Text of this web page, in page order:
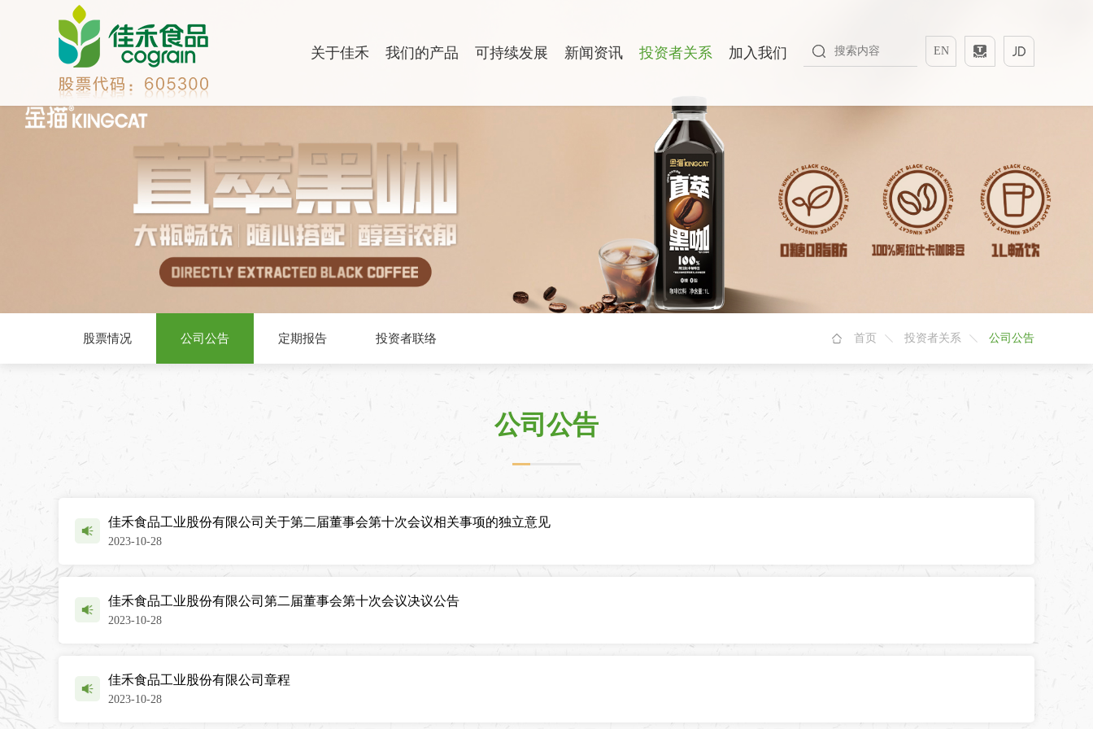
EN
关于佳禾 我们的产品 可持续发展 新闻资讯 投资者关系 加入我们
股票情况 公司公告 定期报告 投资者联络 首页 投资者关系 公司公告
公司公告
佳禾食品工业股份有限公司关于第二届董事会第十次会议相关事项的独立意见
2023-10-28
佳禾食品工业股份有限公司第二届董事会第十次会议决议公告
2023-10-28
佳禾食品工业股份有限公司章程
2023-10-28